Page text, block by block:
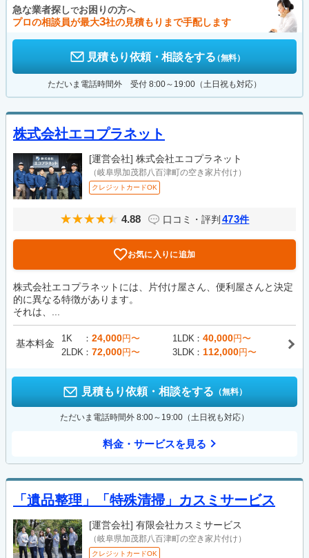
急な業者探しでお困りの方へ
プロの相談員が最大3社の見積もりまで手配します
見積もり依頼・相談をする（無料）
ただいま電話時間外 受付 8:00～19:00（土日祝も対応）
株式会社エコプラネット
[運営会社] 株式会社エコプラネット
（岐阜県加茂郡八百津町の空き家片付け）
クレジットカードOK
4.88 口コミ・評判 473件
お気に入りに追加
株式会社エコプラネットには、片付け屋さん、便利屋さんと決定
的に異なる特徴があります。
それは、...
基本料金 1K 24,000円〜 1LDK 40,000円〜
2LDK
72,000円〜 3LDK 112,000円〜
見積もり依頼・相談をする （無料）
ただいま電話時間外 8:00～19:00（土日祝も対応）
料金・サービスを見る
「遺品整理」「特殊清掃」カスミサービス
[運営会社] 有限会社カスミサービス
（岐阜県加茂郡八百津町の空き家片付け）
クレジットカードOK